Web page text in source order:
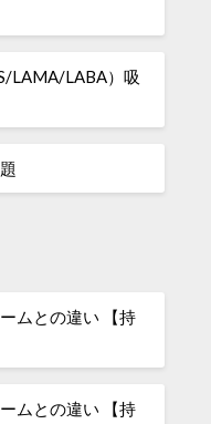
LAMA/LABA）吸
ムとの違い 【持
ムとの違い 【持